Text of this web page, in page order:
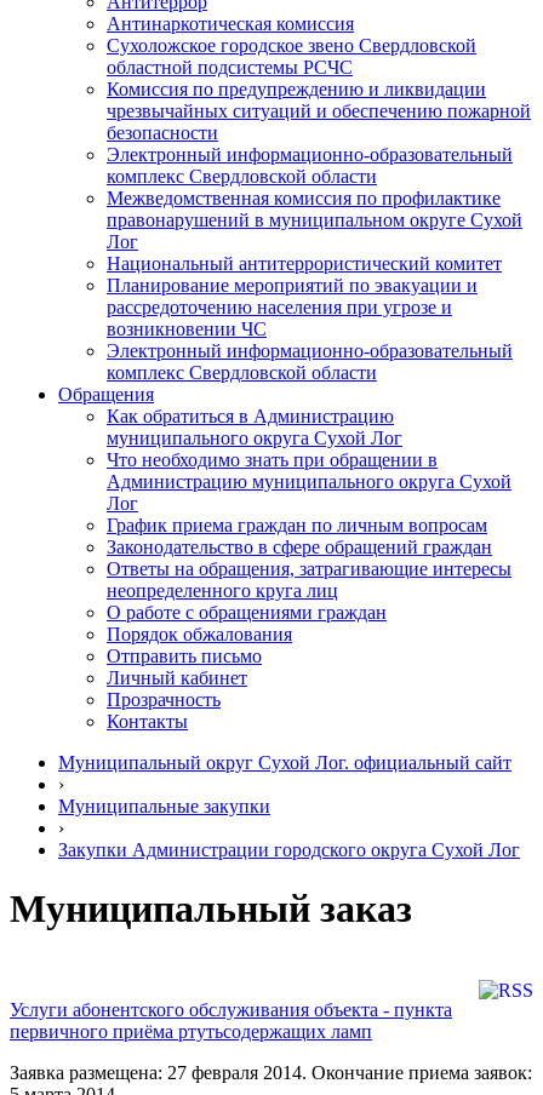
Антинаркотическая комиссия
Сухоложское городское звено Свердловской
областной подсистемы РСЧС
Комиссия по предупреждению и ликвидации
чрезвычайных ситуаций и обеспечению пожарной
безопасности
Электронный информационно-образовательный
комплекс Cвердловской области
Межведомственная комиссия по профилактике
правонарушений в муниципальном округе Сухой
Лог
Национальный антитеррористический комитет
Планирование мероприятий по эвакуации и
рассредоточению населения при угрозе и
возникновении ЧС
Электронный информационно-образовательный
комплекс Свердловской области
Обращения
Как обратиться в Администрацию
муниципального округа Сухой Лог
Что необходимо знать при обращении в
Администрацию муниципального округа Сухой
Лог
График приема граждан по личным вопросам
Законодательство в сфере обращений граждан
Ответы на обращения, затрагивающие интересы
неопределенного круга лиц
О работе с обращениями граждан
Порядок обжалования
Отправить письмо
Личный кабинет
Прозрачность
Контакты
Муниципальный округ Сухой Лог. официальный сайт
›
Муниципальные закупки
›
Закупки Администрации городского округа Сухой Лог
Муниципальный заказ
Услуги абонентского обслуживания объекта - пункта
первичного приёма ртутьсодержащих ламп
Заявка размещена: 27 февраля 2014. Окончание приема заявок: